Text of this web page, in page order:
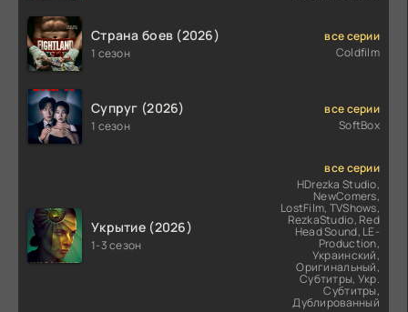
Страна боев (2026)
1 сезон
все серии
Coldfilm
Супруг (2026)
1 сезон
все серии
SoftBox
Укрытие (2026)
1-3 сезон
все серии
HDrezka Studio,
NewComers,
LostFilm, TVShows,
RezkaStudio, Red
Head Sound, LE-
Production,
Украинский,
Оригинальный,
Субтитры, Укр.
Субтитры,
Дублированный